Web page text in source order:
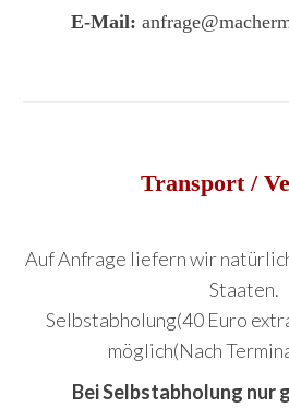
E-Mail:
Transport /
Auf Anfrage liefern wir
Staaten.
Selbstabholung(40 Euro
möglich(Nach
Bei Selbstabholung nur